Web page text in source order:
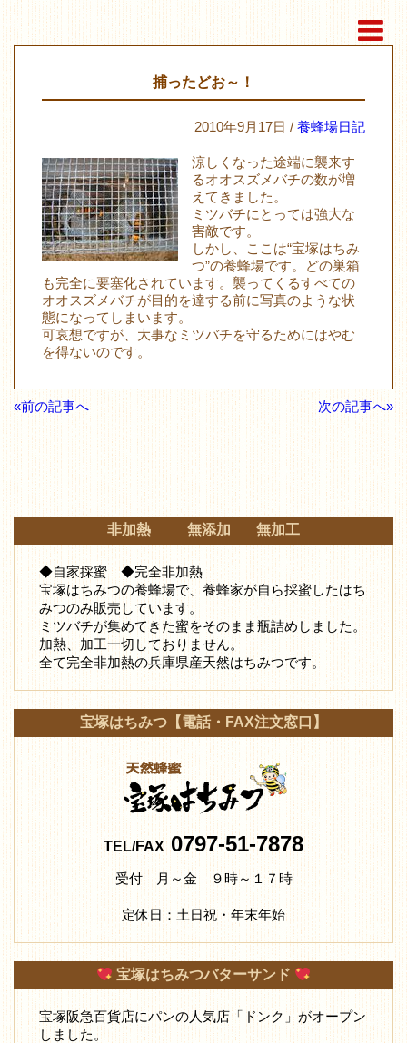
捕ったどお～！
2010年9月17日 / 養蜂場日記
涼しくなった途端に襲来す
るオオスズメバチの数が増
えてきました。
ミツバチにとっては強大な
害敵です。
しかし、ここは“宝塚はちみ
つ”の養蜂場です。どの巣箱
も完全に要塞化されています。襲ってくるすべての
オオスズメバチが目的を達する前に写真のような状
態になってしまいます。
可哀想ですが、大事なミツバチを守るためにはやむ
を得ないのです。
«前の記事へ 次の記事へ»
非加熱 無添加 無加工
◆自家採蜜 ◆完全非加熱
宝塚はちみつの養蜂場で、養蜂家が自ら採蜜したはち
みつのみ販売しています。
ミツバチが集めてきた蜜をそのまま瓶詰めしました。
加熱、加工一切しておりません。
全て完全非加熱の兵庫県産天然はちみつです。
宝塚はちみつ【電話・FAX注文窓口】
TEL/FAX0797-51-7878
受付 月～金 ９時～１７時
定休日：土日祝・年末年始
宝塚はちみつバターサンド
宝塚阪急百貨店にパンの人気店「ドンク」がオープン
しました。